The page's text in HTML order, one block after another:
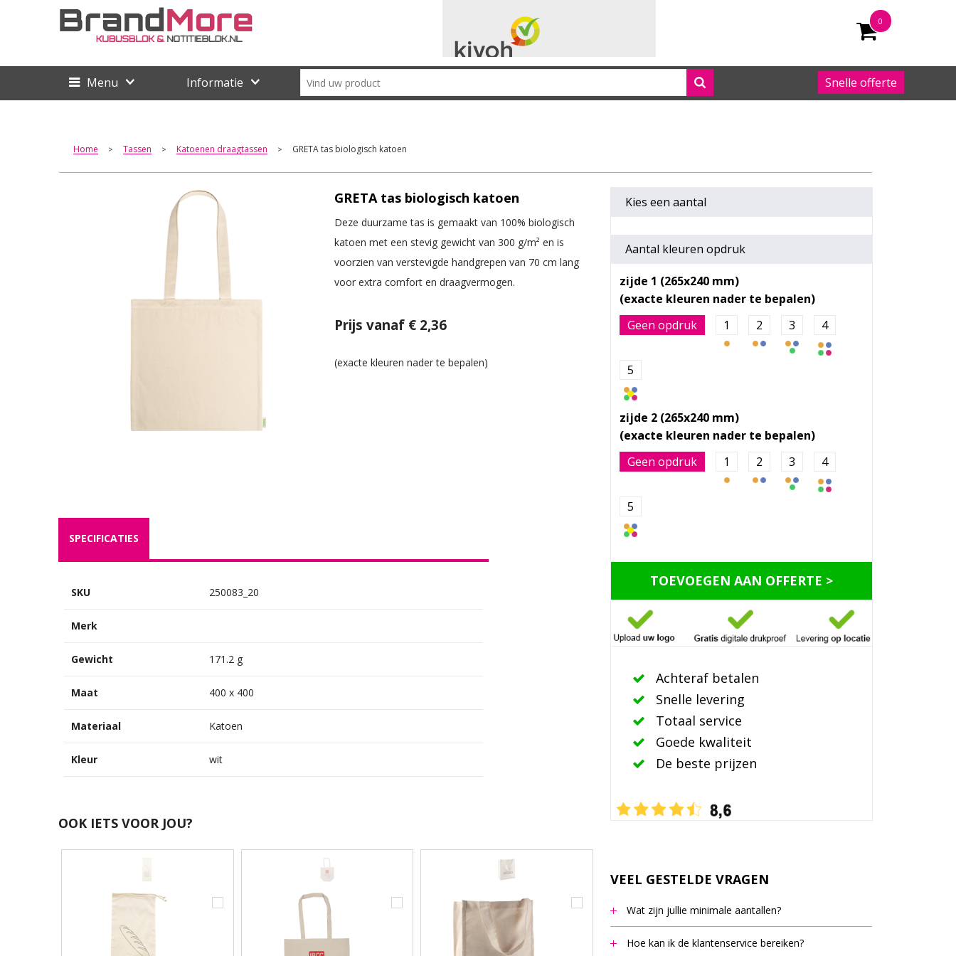
0
Menu Informatie Snelle offerte
Home > Tassen > Katoenen draagtassen > GRETA tas biologisch katoen
GRETA tas biologisch katoen
Deze duurzame tas is gemaakt van 100% biologisch
katoen met een stevig gewicht van 300 g/m² en is
voorzien van verstevigde handgrepen van 70 cm lang
voor extra comfort en draagvermogen.
Prijs vanaf € 2,36
Kies een aantal
Aantal kleuren opdruk
zijde 1 (265x240 mm)
Geen opdruk 1 2 3 4
5
zijde 2 (265x240 mm)
Geen opdruk 1 2 3 4
5
TOEVOEGEN AAN OFFERTE >
Achteraf betalen
Snelle levering
Totaal service
Goede kwaliteit
De beste prijzen
SPECIFICATIES
SKU 250083_20
Merk
Gewicht 171.2 g
Maat 400 x 400
Materiaal Katoen
Kleur wit
OOK IETS VOOR JOU?
VEEL GESTELDE VRAGEN
Wat zijn jullie minimale aantallen?
Het minimale bestel aantal staat bij de meeste artikelen
Hoe kan ik de klantenservice bereiken?